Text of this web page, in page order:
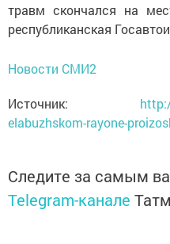
травм скончался на
республиканская
Новости СМИ2
Источник:
elabuzhskom-rayone-
Следите за самым
Telegram-канале